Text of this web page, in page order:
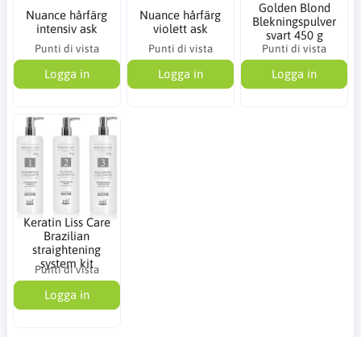
Nuance hårfärg
intensiv ask
Punti di vista
Logga in
Nuance hårfärg
violett ask
Punti di vista
Logga in
Golden Blond
Blekningspulver
svart 450 g
Punti di vista
Logga in
Keratin Liss Care
Brazilian
straightening
system kit
Punti di vista
Logga in